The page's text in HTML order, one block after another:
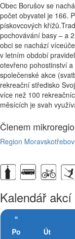
Obec Borušov se
počet obyvatel je 166.
pískovcových
pochovávání basy – a
obci se nachází
v letním období
otevřeno pohostinství
společenské akce
rekreační středisko
více než 100
měsících je svah
Členem
Region
Kalendář akcí
«
Po
Út